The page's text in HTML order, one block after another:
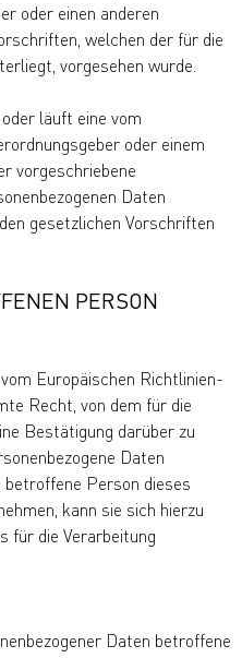
oder einen anderen
welchen der für die
vorgesehen wurde.
läuft eine vom
oder einem
vorgeschriebene
Daten
gesetzlichen Vorschriften
PERSON
Europäischen Richtlinien-
Recht, von dem für die
Bestätigung darüber zu
Daten
Person dieses
kann sie sich hierzu
für die Verarbeitung
Daten betroffene